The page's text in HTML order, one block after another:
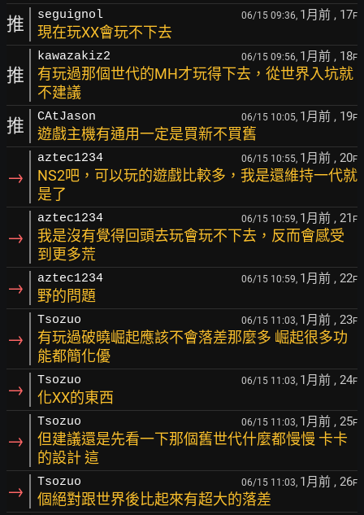
推 seguignol 06/15 09:36, 1月前 , 17F
現在玩XX會玩不下去
推
kawazakiz2 06/15 09:56, 1月前 , 18F
有玩過那個世代的MH才玩得下去，從世界入坑就
不建議
推 CAtJason 06/15 10:05, 1月前 , 19F
遊戲主機有通用一定是買新不買舊
→
aztec1234 06/15 10:55, 1月前 , 20F
NS2吧，可以玩的遊戲比較多，我是還維持一代就
是了
→
aztec1234 06/15 10:59, 1月前 , 21 F
我是沒有覺得回頭去玩會玩不下去，反而會感受
到更多荒
→ aztec1234 06/15 10:59, 1月前 , 22F
野的問題
→
Tsozuo 06/15 11:03, 1月前 , 23F
有玩過破曉崛起應該不會落差那麼多 崛起很多功
能都簡化優
→ Tsozuo 06/15 11:03, 1月前 , 24F
化XX的東西
→
Tsozuo 06/15 11:03, 1月前 , 25F
但建議還是先看一下那個舊世代什麼都慢慢 卡卡
的設計 這
→ Tsozuo 06/15 11:03, 1月前 , 26F
個絕對跟世界後比起來有超大的落差